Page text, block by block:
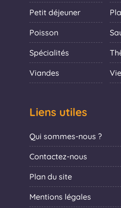
Petit déjeuner
Poisson
Spécialités
Viandes
Liens utiles
Qui sommes-nous ?
Contactez-nous
Plan du site
Mentions légales